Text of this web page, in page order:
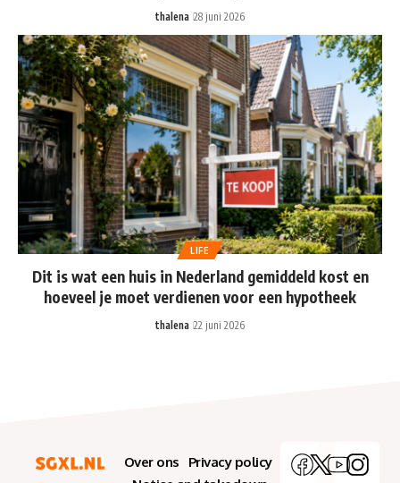
thalena 28 juni 2026
LIFE
Dit is wat een huis in Nederland gemiddeld kost en
hoeveel je moet verdienen voor een hypotheek
thalena 22 juni 2026
Over ons
Privacy policy